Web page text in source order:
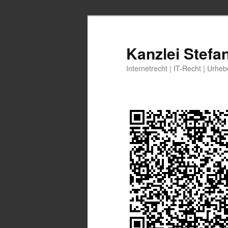
Kanzlei
Internetrecht | IT-Recht |